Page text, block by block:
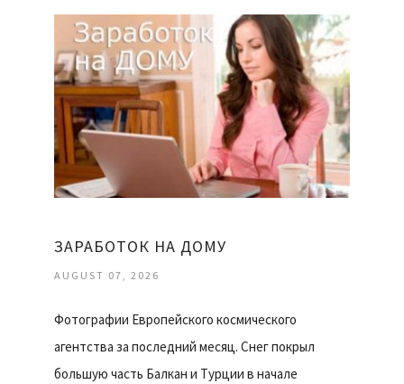
ЗАРАБОТОК НА ДОМУ
AUGUST 07, 2026
Фотографии Европейского космического
агентства за последний месяц. Снег покрыл
большую часть Балкан и Турции в начале